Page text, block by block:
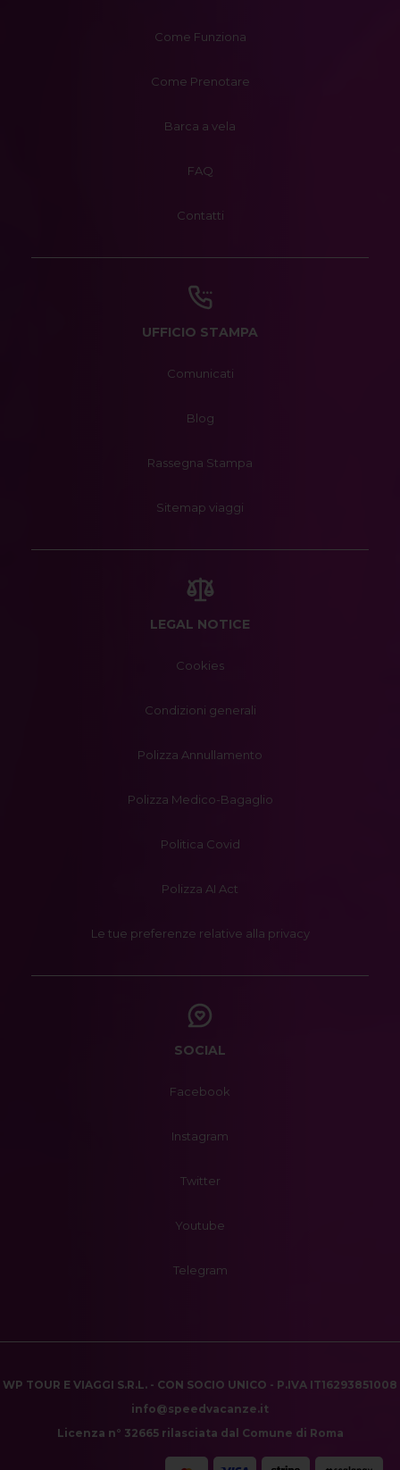
Come Funziona
Come Prenotare
Barca a vela
FAQ
Contatti
UFFICIO STAMPA
Comunicati
Blog
Rassegna Stampa
Sitemap viaggi
LEGAL NOTICE
Cookies
Condizioni generali
Polizza Annullamento
Polizza Medico-Bagaglio
Politica Covid
Polizza AI Act
Le tue preferenze relative alla privacy
SOCIAL
Facebook
Instagram
Twitter
Youtube
Telegram
WP TOUR E VIAGGI S.R.L. - CON SOCIO UNICO - P.IVA IT16293851008
info@speedvacanze.it
Licenza n° 32665 rilasciata dal Comune di Roma